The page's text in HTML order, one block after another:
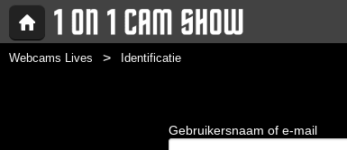
Webcams Lives Identificatie
Gebruikersnaam of e-mail